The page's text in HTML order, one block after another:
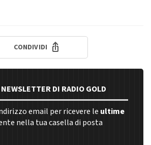
CONDIVIDI
DI RADIO GOLD
email per ricevere le ultime
nella tua casella di posta